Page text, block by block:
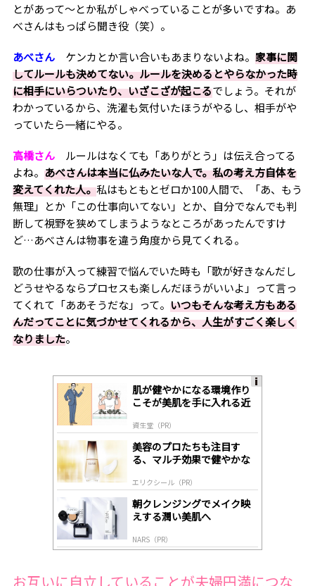
とがあって～とか私がしゃべっていることが多いですね。あ
べさんはもっぱら聞き役（笑）。
あべさんケンカとか言い合いもあまりないよね。 家事に関
してルールも決めてない。ルールを決めるとやらなかった時
に相手にいらついたり、いざこざが起こるでしょう。それが
わかっているから、洗濯も気付いたほうがやるし、相手がや
っていたら一緒にやる。
高橋さんルールはなくても「ありがとう」は伝え合ってる
よね。 あべさんは本当に仏みたいな人で。私の考え方自体を
変えてくれた人。私はもともとゼロか100人間で、「あ、もう
無理」とか「この仕事向いてない」とか、自分でなんでも判
断して視野を狭めてしまうようなところがあったんですけ
ど…あべさんは物事を違う角度から見てくれる。
歌の仕事が入って練習で悩んでいた時も「歌が好きなんだし
どうせやるならプロセスも楽しんだほうがいいよ」って言っ
てくれて「ああそうだな」って。 いつもそんな考え方もある
んだってことに気づかせてくれるから、人生がすごく楽しく
なりました。
肌が健やかになる環境作り
こそが美肌を手に入れる近
資生堂（PR）
美容のプロたちも注目す
る、マルチ効果で健やかな
エリクシール（PR）
朝クレンジングでメイク映
えする潤い美肌へ
NARS（PR）
お互いに自立していることが夫婦円満につな